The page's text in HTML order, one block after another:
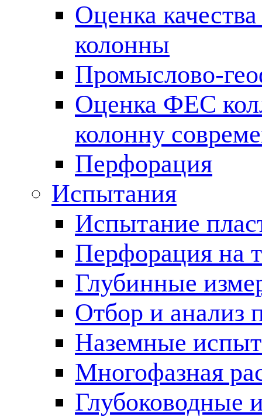
Оценка
колонны
Промыслово-
Оценка ФЕС
колонну
Перфорация
Испытания
Испытание
Перфорация на
Глубинные
Отбор и анализ
Наземные
Многофазная
Глубоководные